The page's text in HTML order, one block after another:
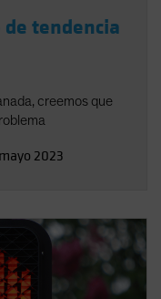
de tendencia
creemos que
2023